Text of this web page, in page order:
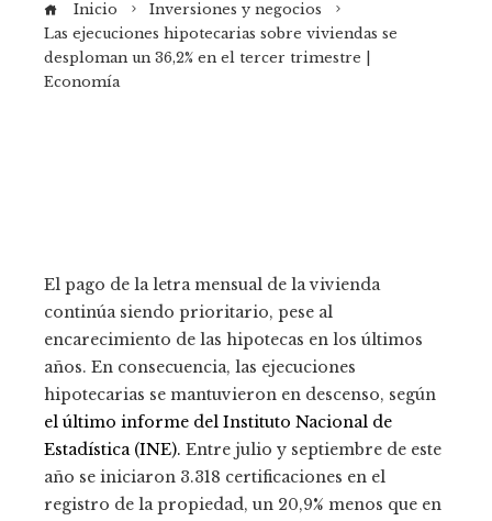
Inicio
Inversiones y negocios
Las ejecuciones hipotecarias sobre viviendas se
desploman un 36,2% en el tercer trimestre |
Economía
El pago de la letra mensual de la vivienda
continúa siendo prioritario, pese al
encarecimiento de las hipotecas en los últimos
años. En consecuencia, las ejecuciones
hipotecarias se mantuvieron en descenso, según
el último informe del Instituto Nacional de
Estadística (INE). Entre julio y septiembre de este
año se iniciaron 3.318 certificaciones en el
registro de la propiedad, un 20,9% menos que en